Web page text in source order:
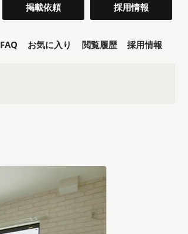
掲載依頼 採用情報
FAQ お気に入り 閲覧履歴 採用情報